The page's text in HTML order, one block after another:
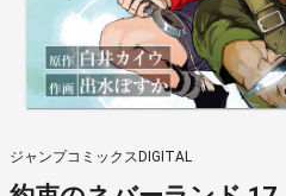
ジャンプコミックスDIGITAL